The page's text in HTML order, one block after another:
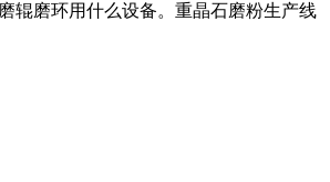
辊磨环用什么设备。重晶石磨粉生产线